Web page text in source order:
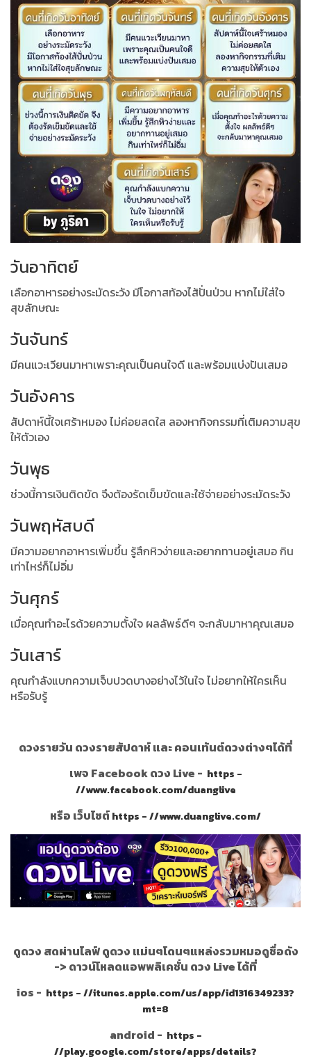
วันอาทิตย์
เลือกอาหารอย่างระมัดระวัง มีโอกาสท้องไส้ปั่นป่วน หากไม่ใส่ใจ
สุขลักษณะ
วันจันทร์
มีคนแวะเวียนมาหาเพราะคุณเป็นคนใจดี และพร้อมแบ่งปันเสมอ
วันอังคาร
สัปดาห์นี้ใจเศร้าหมอง ไม่ค่อยสดใส ลองหากิจกรรมที่เติมความสุข
ให้ตัวเอง
วันพุธ
ช่วงนี้การเงินติดขัด จึงต้องรัดเข็มขัดและใช้จ่ายอย่างระมัดระวัง
วันพฤหัสบดี
มีความอยากอาหารเพิ่มขึ้น รู้สึกหิวง่ายและอยากทานอยู่เสมอ กิน
เท่าไหร่ก็ไม่อิ่ม
วันศุกร์
เมื่อคุณทำอะไรด้วยความตั้งใจ ผลลัพธ์ดีๆ จะกลับมาหาคุณเสมอ
วันเสาร์
คุณกำลังแบกความเจ็บปวดบางอย่างไว้ในใจ ไม่อยากให้ใครเห็น
หรือรับรู้
ดวงรายวัน ดวงรายสัปดาห์ และ คอนเท้นต์ดวงต่างๆได้ที่
เพจ Facebook ดวง Live - https -
//www.facebook.com/duanglive
หรือ เว็บไซต์https - //www.duanglive.com/
ดูดวง สดผ่านไลฟ์ ดูดวง แม่นๆโดนๆแหล่งรวมหมอดูชื่อดัง
-> ดาวน์โหลดแอพพลิเคชั่น ดวง Live ได้ที่
ios - https - //itunes.apple.com/us/app/id1316349233?
mt=8
android - https -
//play.google.com/store/apps/details?